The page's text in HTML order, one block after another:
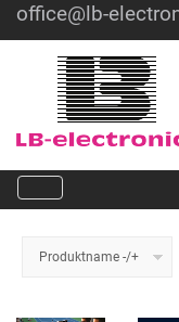
office@lb-
Produktname -/+